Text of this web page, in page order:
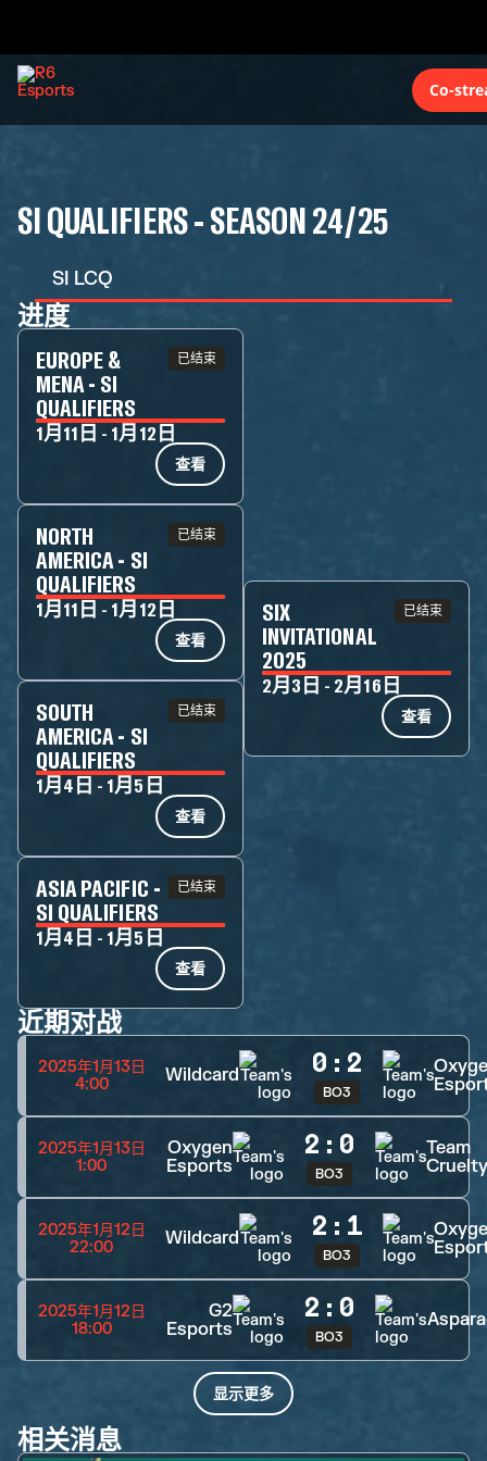
Co-
SI QUALIFIERS - SEASON 24/25
SI LCQ
进度
EUROPE &
MENA - SI
QUALIFIERS
已结束
1月11日 - 1月12日
查看
NORTH
AMERICA - SI
QUALIFIERS
已结束
1月11日 - 1月12日
查看
SOUTH
AMERICA - SI
QUALIFIERS
已结束
1月4日 - 1月5日
查看
ASIA PACIFIC -
SI QUALIFIERS
已结束
1月4日 - 1月5日
查看
SIX
INVITATIONAL
2025
已结束
2月3日 - 2月16日
查看
近期对战
2025年1月13日
4:00
Wildcard 0 : 2
BO3
2025年1月13日
1:00
Oxygen
Esports
2 : 0
BO3
Team
2025年1月12日
22:00
Wildcard 2 : 1
BO3
2025年1月12日
18:00
G2
Esports
2 : 0
BO3
显示更多
相关消息